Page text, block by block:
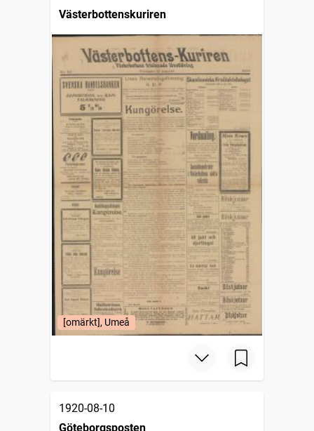
Västerbottenskuriren
[omärkt], Umeå
1920-08-10
Göteborgsposten